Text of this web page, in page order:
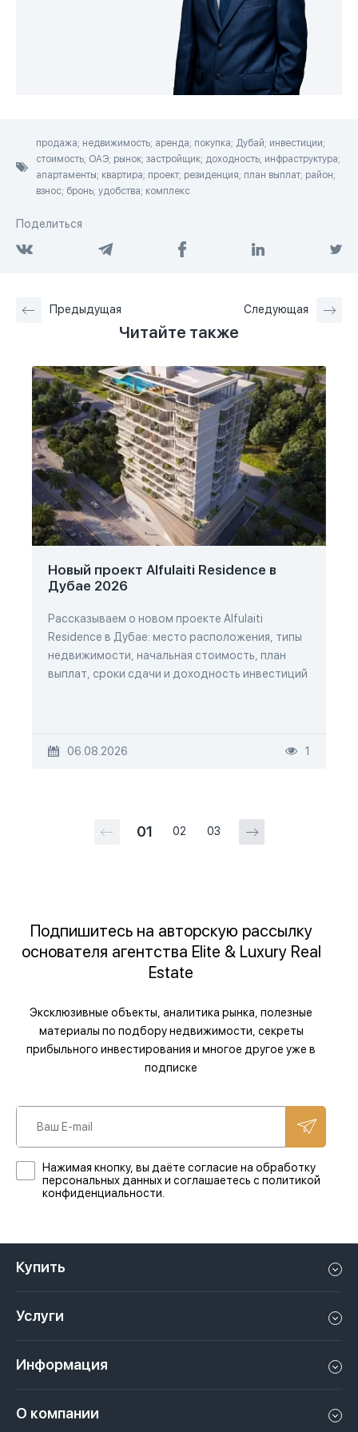
продажа; недвижимость; аренда; покупка; Дубай; инвестиции;
стоимость; ОАЭ; рынок; застройщик; доходность; инфраструктура;
апартаменты; квартира; проект; резиденция; план выплат; район;
взнос; бронь; удобства; комплекс
Поделиться
Предыдущая Следующая
Читайте также
Новый проект Alfulaiti Residence в
Дубае 2026
Рассказываем о новом проекте Alfulaiti
Residence в Дубае: место расположения, типы
недвижимости, начальная стоимость, план
выплат, сроки сдачи и доходность инвестиций
06.08.2026 1
01 02 03
Подпишитесь на авторскую рассылку
основателя агентства Elite & Luxury Real
Estate
Эксклюзивные объекты, аналитика рынка, полезные
материалы по подбору недвижимости, секреты
прибыльного инвестирования и многое другое уже в
подписке
Нажимая кнопку, вы даёте согласие на обработку
персональных данных и соглашаетесь с политикой
конфиденциальности.
Купить
Апартаменты в Дубае
Пентхаус в Дубае
Услуги
Сдать недвижимость в Дубае, ОАЭ
Информация
О компании